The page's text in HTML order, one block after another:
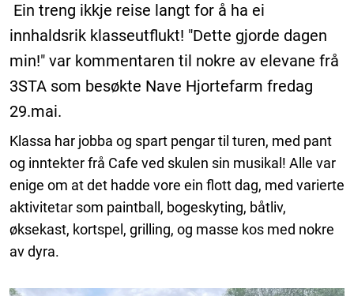
Ein treng ikkje reise langt for å ha ei
innhaldsrik klasseutflukt! "Dette gjorde dagen
min!" var kommentaren til nokre av elevane frå
3STA som besøkte Nave Hjortefarm fredag
29.mai.
Klassa har jobba og spart pengar til turen, med pant
og inntekter frå Cafe ved skulen sin musikal! Alle var
enige om at det hadde vore ein flott dag, med varierte
aktivitetar som paintball, bogeskyting, båtliv,
øksekast, kortspel, grilling, og masse kos med nokre
av dyra.